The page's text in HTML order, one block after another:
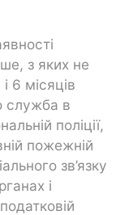
з яких не
6 місяців
служба в
поліції,
пожежній
зв’язку
і